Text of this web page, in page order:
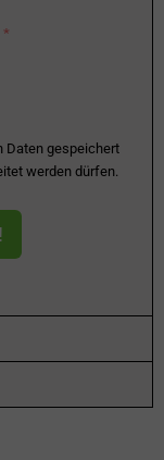
Daten gespeichert
werden dürfen.